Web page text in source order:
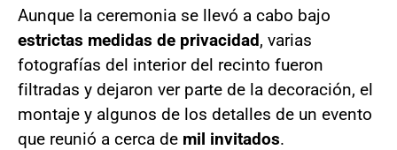
Aunque la ceremonia se llevó a cabo bajo
estrictas medidas de privacidad, varias
fotografías del interior del recinto fueron
filtradas y dejaron ver parte de la decoración, el
montaje y algunos de los detalles de un evento
que reunió a cerca de mil invitados.